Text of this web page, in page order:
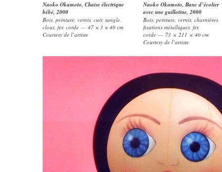
Naoko Okamoto, Chaise électrique
bébé, 2000
Bois, peinture, vernis, cuir, sangle,
clous, fer, corde — 47 × 3 × 40 cm
Courtesy de l’artiste
Naoko Okamoto, Banc d’écolier
avec une guillotine, 2000
Bois, peinture, vernis, charnières,
fixations métalliques, fer,
corde — 73 × 211 × 40 cm
Courtesy de l’artiste